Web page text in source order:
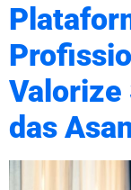
Valorize
das